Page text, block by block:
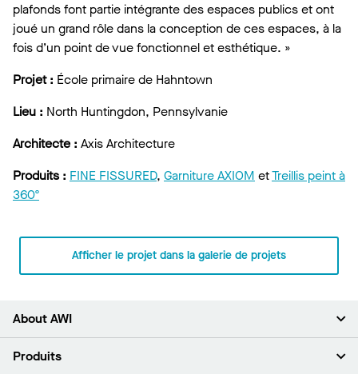
plafonds font partie intégrante des espaces publics et ont
joué un grand rôle dans la conception de ces espaces, à la
fois d’un point de vue fonctionnel et esthétique. »
Projet : École primaire de Hahntown
Lieu : North Huntingdon, Pennsylvanie
Architecte : Axis Architecture
Produits : FINE FISSURED, Garniture AXIOM etTreillis peint à
360º
Afficher le projet dans la galerie de projets
About AWI
À propos de nous
Produits